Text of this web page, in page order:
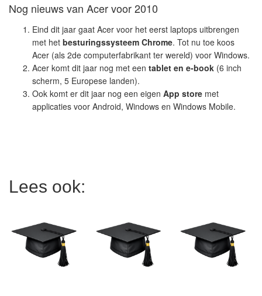
Nog nieuws van Acer voor 2010
Eind dit jaar gaat Acer voor het eerst laptops uitbrengen
met het besturingssysteem Chrome. Tot nu toe koos
Acer (als 2de computerfabrikant ter wereld) voor Windows.
Acer komt dit jaar nog met een tablet en e-book (6 inch
scherm, 5 Europese landen).
Ook komt er dit jaar nog een eigen App store met
applicaties voor Android, Windows en Windows Mobile.
Lees ook: